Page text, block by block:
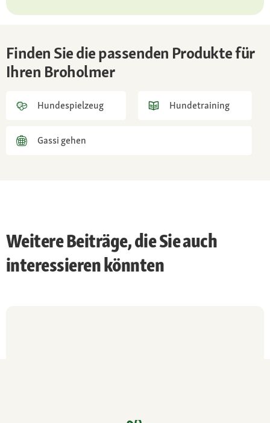
Charakter
selbstbewusst
Gesundheit
und Herzerkrankungen
Finden Sie die passenden Produkte für
Ihren Broholmer
Hundespielzeug Hundetraining
Gassi gehen
Weitere Beiträge, die Sie auch
interessieren könnten